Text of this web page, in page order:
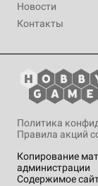
Новости
Контакты
Копирование
администрации
Содержимое
Политика
Правила акций